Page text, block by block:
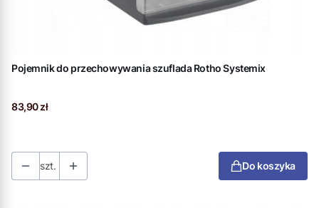
Pojemnik do przechowywania szuflada Rotho Systemix
Cena
83,90 zł
szt. Do koszyka